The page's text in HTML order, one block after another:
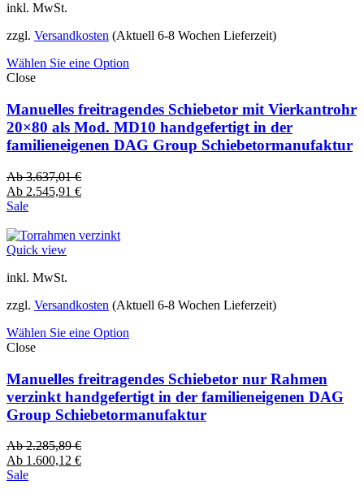
inkl. MwSt.
zzgl. Versandkosten (Aktuell 6-8 Wochen Lieferzeit)
Wählen Sie eine Option
Close
Manuelles freitragendes Schiebetor mit Vierkantrohr
20×80 als Mod. MD10 handgefertigt in der
familieneigenen DAG Group Schiebetormanufaktur
Ab3.637,01€
Ab 2.545,91 €
Sale
Quick view
inkl. MwSt.
zzgl. Versandkosten (Aktuell 6-8 Wochen Lieferzeit)
Wählen Sie eine Option
Close
Manuelles freitragendes Schiebetor nur Rahmen
verzinkt handgefertigt in der familieneigenen DAG
Group Schiebetormanufaktur
Ab2.285,89€
Ab 1.600,12 €
Sale